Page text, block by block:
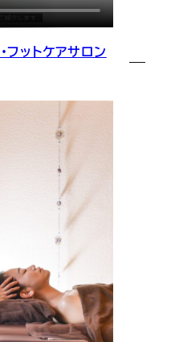
フットケアサロン